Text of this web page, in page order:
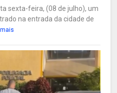
sexta-feira, (08 de julho), um
na entrada da cidade de